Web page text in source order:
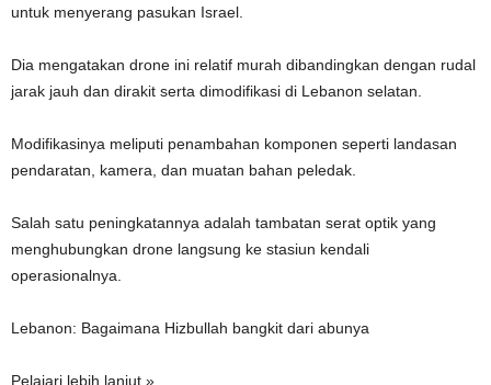
untuk menyerang pasukan Israel.
Dia mengatakan drone ini relatif murah dibandingkan dengan rudal
jarak jauh dan dirakit serta dimodifikasi di Lebanon selatan.
Modifikasinya meliputi penambahan komponen seperti landasan
pendaratan, kamera, dan muatan bahan peledak.
Salah satu peningkatannya adalah tambatan serat optik yang
menghubungkan drone langsung ke stasiun kendali
operasionalnya.
Lebanon: Bagaimana Hizbullah bangkit dari abunya
Pelajari lebih lanjut »